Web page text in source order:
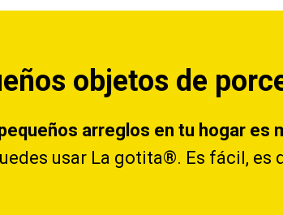
objetos de
arreglos en tu hogar es
usar La gotita®. Es fácil, es